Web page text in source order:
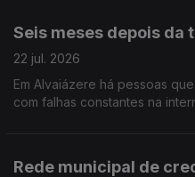
Seis meses depois da
22 jul. 2026
Em Alvaiázere há pessoas
com falhas constantes na
Rede municipal de